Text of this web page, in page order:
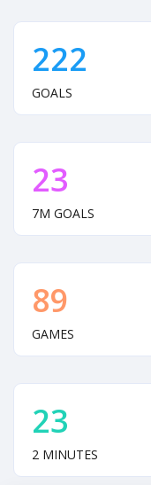
222
GOALS
23
7M GOALS
89
GAMES
23
2 MINUTES